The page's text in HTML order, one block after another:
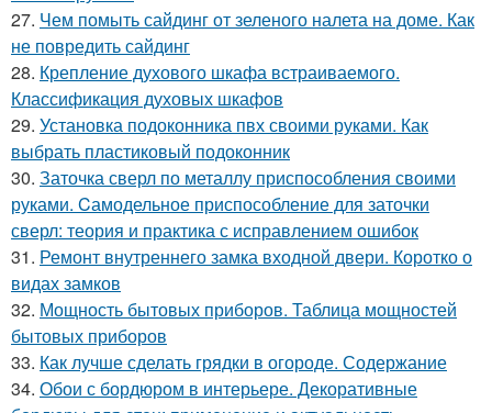
27. Чем помыть сайдинг от зеленого налета на доме. Как
не повредить сайдинг
28. Крепление духового шкафа встраиваемого.
Классификация духовых шкафов
29. Установка подоконника пвх своими руками. Как
выбрать пластиковый подоконник
30. Заточка сверл по металлу приспособления своими
руками. Cамодельное приспособление для заточки
сверл: теория и практика с исправлением ошибок
31. Ремонт внутреннего замка входной двери. Коротко о
видах замков
32. Мощность бытовых приборов. Таблица мощностей
бытовых приборов
33. Как лучше сделать грядки в огороде. Содержание
34. Обои с бордюром в интерьере. Декоративные